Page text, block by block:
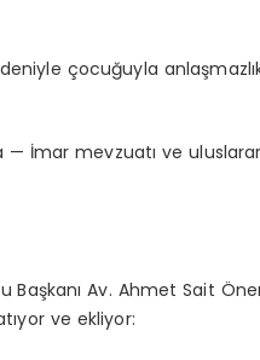
çocuğuyla
— İmar mevzuatı ve
Başkanı Av. Ahmet Sait
ve ekliyor: